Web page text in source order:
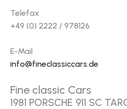
Telefax
+49 (0) 2222 / 978126
E-Mail
info@fineclassiccars.de
Fine classic Cars
1981 PORSCHE 911 SC